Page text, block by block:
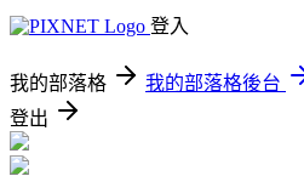
登入
我的部落格 我的部落格後台
登出